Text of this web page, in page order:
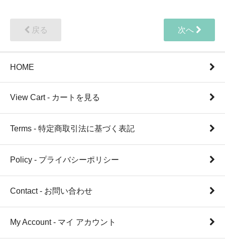
戻る 次へ
HOME
View Cart - カートを見る
Terms - 特定商取引法に基づく表記
Policy - プライバシーポリシー
Contact - お問い合わせ
My Account - マイ アカウント